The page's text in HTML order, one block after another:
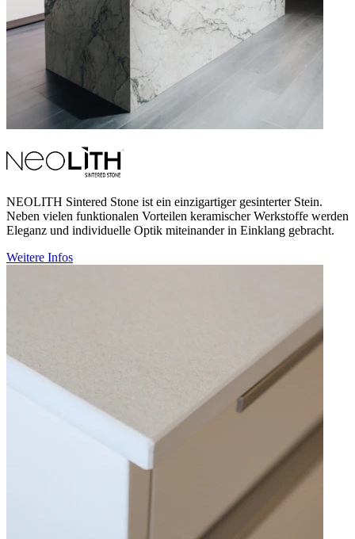
NEOLITH Sintered Stone ist ein einzigartiger gesinterter Stein.
Neben vielen funktionalen Vorteilen keramischer Werkstoffe werden
Eleganz und individuelle Optik miteinander in Einklang gebracht.
Weitere Infos